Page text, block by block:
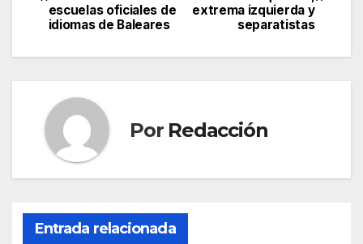
b
o
k
A
p
a
m
ar
tir
de
extrema izquierda y
separatistas
escuelas oficiales de
idiomas de Baleares
Por Redacción
Entrada relacionada